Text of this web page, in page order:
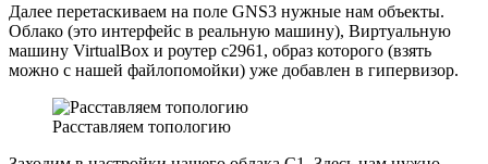
Далее перетаскиваем на поле GNS3 нужные нам объекты.
Облако (это интерфейс в реальную машину), Виртуальную
машину VirtualBox и роутер c2961, образ которого (взять
можно с нашей файлопомойки) уже добавлен в гипервизор.
Расставляем топологию